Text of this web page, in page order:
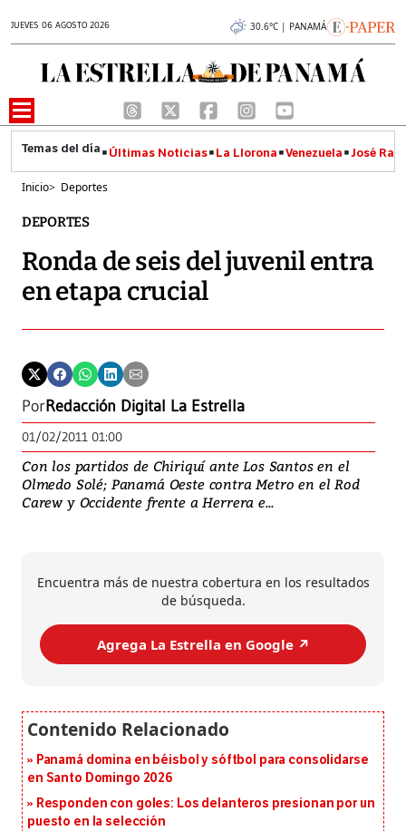
JUEVES 06 AGOSTO 2026 30.6°C | PANAMÁ
Últimas Noticias La Llorona Venezuela José
Inicio> Deportes
DEPORTES
Ronda de seis del juvenil entra
en etapa crucial
PorRedacción Digital La Estrella
01/02/2011 01:00
Con los partidos de Chiriquí ante Los Santos en el
Olmedo Solé; Panamá Oeste contra Metro en el Rod
Carew y Occidente frente a Herrera e...
Encuentra más de nuestra cobertura en los resultados
de búsqueda.
Agrega La Estrella en Google ↗️
Panamá domina en béisbol y sóftbol para consolidarse
en Santo Domingo 2026
Responden con goles: Los delanteros presionan por un
puesto en la selección